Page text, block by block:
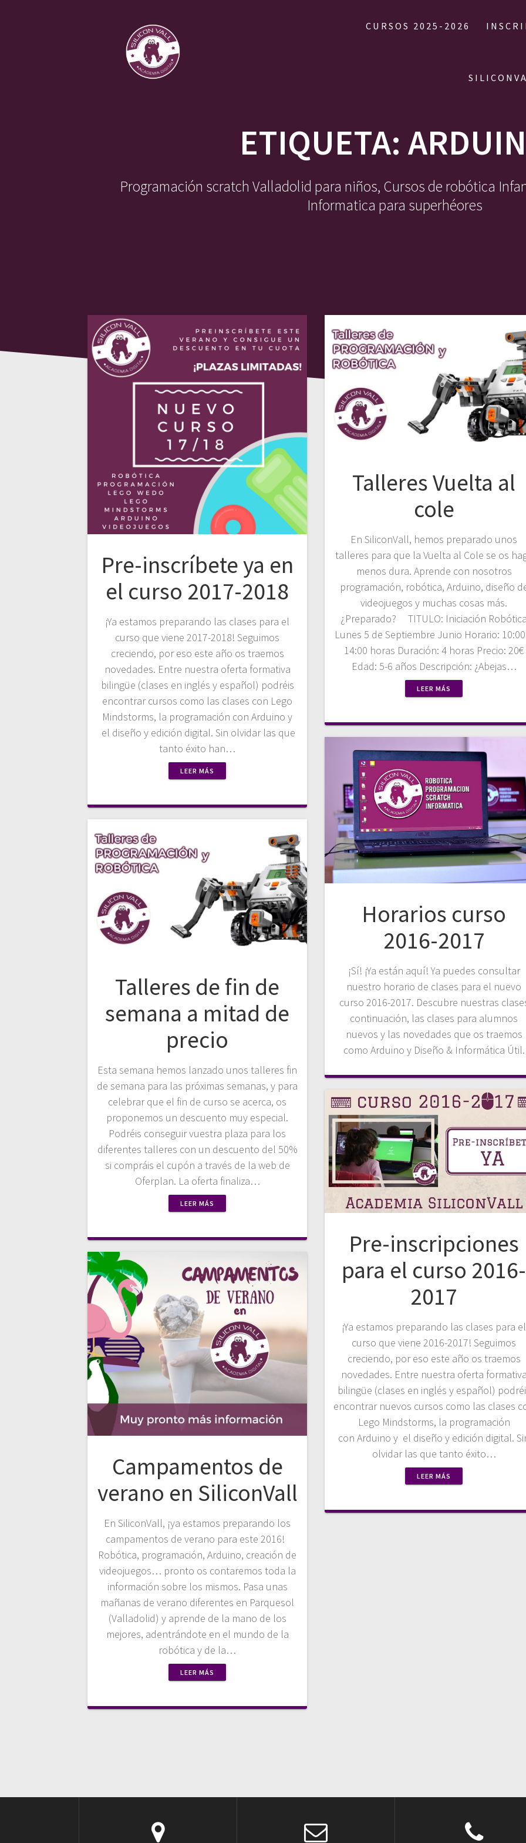
CURSOS 2025-2026
ETIQUETA:
Programación scratch Valladolid para niños, Cursos de robótica
Informatica para superhéores
Pre-inscríbete ya en
el curso 2017-2018
¡Ya estamos preparando las clases para el
curso que viene 2017-2018! Seguimos
creciendo, por eso este año os traemos
novedades. Entre nuestra oferta formativa
bilingüe (clases en inglés y español) podréis
encontrar cursos como las clases con Lego
Mindstorms, la programación con Arduino y
el diseño y edición digital. Sin olvidar las que
tanto éxito han…
LEER MÁS
Talleres Vuelta al
cole
En SiliconVall, hemos preparado unos
talleres para que la Vuelta al Cole se os
menos dura. Aprende con nosotros
programación, robótica, Arduino, diseño
videojuegos y muchas cosas más.
¿Preparado? TITULO: Iniciación
Lunes 5 de Septiembre Junio Horario:
14:00 horas Duración: 4 horas Precio: 20€
Edad: 5-6 años Descripción: ¿Abejas…
LEER MÁS
Horarios curso
2016-2017
¡Sí! ¡Ya están aquí! Ya puedes consultar
nuestro horario de clases para el nuevo
curso 2016-2017. Descubre nuestras
continuación, las clases para alumnos
nuevos y las novedades que os traemos
como Arduino y Diseño & Informática Útil.
Talleres de fin de
semana a mitad de
precio
Esta semana hemos lanzado unos talleres fin
de semana para las próximas semanas, y para
celebrar que el fin de curso se acerca, os
proponemos un descuento muy especial.
Podréis conseguir vuestra plaza para los
diferentes talleres con un descuento del 50%
si compráis el cupón a través de la web de
Oferplan. La oferta finaliza…
LEER MÁS
Pre-inscripciones
para el curso 2016-
2017
¡Ya estamos preparando las clases para el
curso que viene 2016-2017! Seguimos
creciendo, por eso este año os traemos
novedades. Entre nuestra oferta
bilingüe (clases en inglés y español)
encontrar nuevos cursos como las clases
Lego Mindstorms, la programación
con Arduino y el diseño y edición digital.
olvidar las que tanto éxito…
LEER MÁS
Campamentos de
verano en SiliconVall
En SiliconVall, ¡ya estamos preparando los
campamentos de verano para este 2016!
Robótica, programación, Arduino, creación de
videojuegos… pronto os contaremos toda la
información sobre los mismos. Pasa unas
mañanas de verano diferentes en Parquesol
(Valladolid) y aprende de la mano de los
mejores, adentrándote en el mundo de la
robótica y de la…
LEER MÁS